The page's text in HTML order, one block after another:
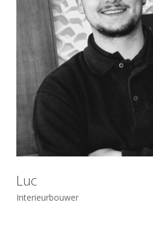
Luc
Interieurbouwer